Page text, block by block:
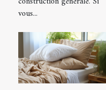
vous...